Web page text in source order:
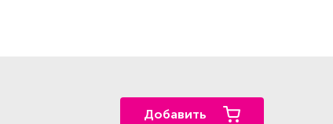
Добавить